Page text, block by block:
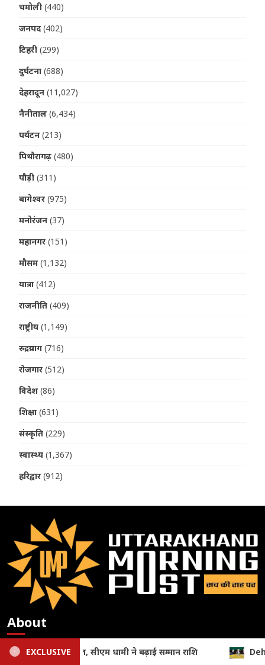
चमोली (440)
जनपद (402)
टिहरी (299)
दुर्घटना (688)
देहरादून (11,027)
नैनीताल (6,434)
पर्यटन (213)
पिथौरागढ़ (480)
पौड़ी (311)
बागेश्वर (975)
मनोरंजन (37)
महानगर (151)
मौसम (1,132)
यात्रा (412)
राजनीति (409)
राष्ट्रीय (1,149)
रुद्रप्रयाग (716)
रोजगार (512)
विदेश (86)
शिक्षा (631)
संस्कृति (229)
स्वास्थ्य (1,367)
हरिद्वार (912)
About
सूचना एवं लोकसंपर्क विभाग, देहरादून (उत्तराखण्ड) में सूचीबद्ध न्यूज़
EXCLUSIVE
Dehradun: जनपदीय जूडो प्रतियोगिता में खिलाड़ियों का दमदार